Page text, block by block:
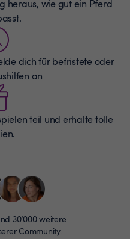
heraus, wie gut ein Pferd
dich für befristete oder
an
teil und erhalte tolle
30’000 weitere
Community.